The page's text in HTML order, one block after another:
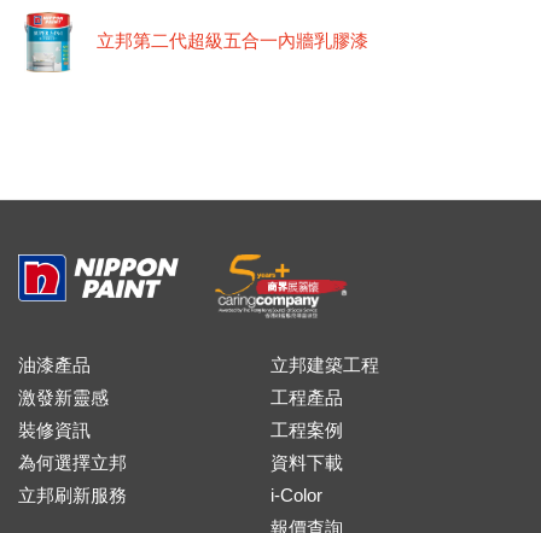
立邦第二代超級五合一內牆乳膠漆
油漆產品
激發新靈感
裝修資訊
為何選擇立邦
立邦刷新服務
立邦建築工程
工程產品
工程案例
資料下載
i-Color
報價查詢